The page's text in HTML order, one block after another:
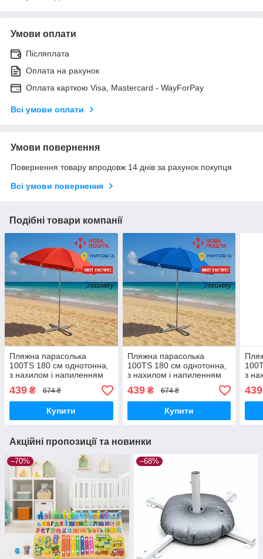
Умови оплати
Післяплата
Оплата на рахунок
Оплата карткою Visa, Mastercard - WayForPay
Всі умови оплати
Умови повернення
Повернення товару впродовж 14 днів за рахунок покупця
Всі умови повернення
Подібні товари компанії
Пляжна парасолька
100TS 180 см однотонна,
з нахилом і напиленням
439 ₴ 674 ₴
Купити
Пляжна парасолька
100TS 180 см однотонна,
з нахилом і напиленням
439₴ 674 ₴
Купити
з
439
Акційні пропозиції та новинки
–70% –68%